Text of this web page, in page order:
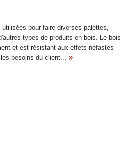
pour faire diverses palettes,
types de produits en bois. Le bois
et est résistant aux effets néfastes
besoins du client...